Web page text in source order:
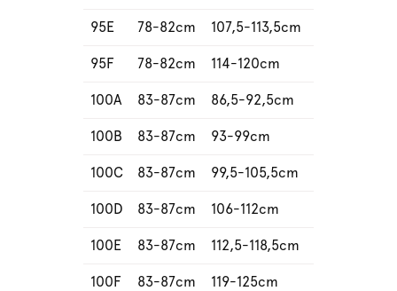
95E 78-82cm 107,5-113,5cm
95F 78-82cm 114-120cm
100A 83-87cm 86,5-92,5cm
100B 83-87cm 93-99cm
100C 83-87cm 99,5-105,5cm
100D 83-87cm 106-112cm
100E 83-87cm 112,5-118,5cm
100F 83-87cm 119-125cm